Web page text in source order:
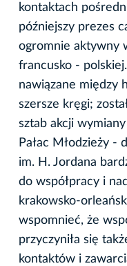
kontaktach
późniejszy prezes
ogromnie aktywny
francusko -
nawiązane między
szersze kręgi;
sztab akcji
Pałac Młodzieży -
im. H. Jordana
do współpracy i
krakowsko-
wspomnieć, że
przyczyniła się
kontaktów i